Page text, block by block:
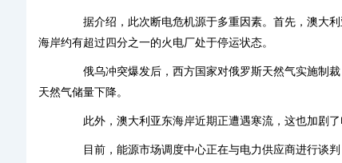
据介绍，此次断电危机源于多重因素。首先，澳大利
海岸约有超过四分之一的火电厂处于停运状态。
俄乌冲突爆发后，西方国家对俄罗斯天然气实施制裁
天然气储量下降。
此外，澳大利亚东海岸近期正遭遇寒流，这也加剧了
目前，能源市场调度中心正在与电力供应商进行谈判